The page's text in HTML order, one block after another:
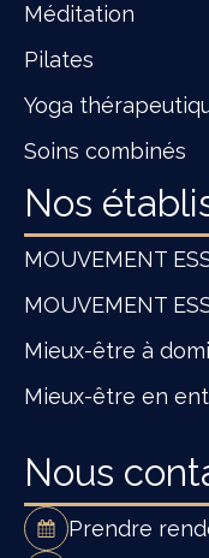
Méditation
Pilates
Yoga
Soins combinés
Nos
MOUVEMENT
MOUVEMENT
Mieux-être à
Mieux-être en
Nous
Prendre